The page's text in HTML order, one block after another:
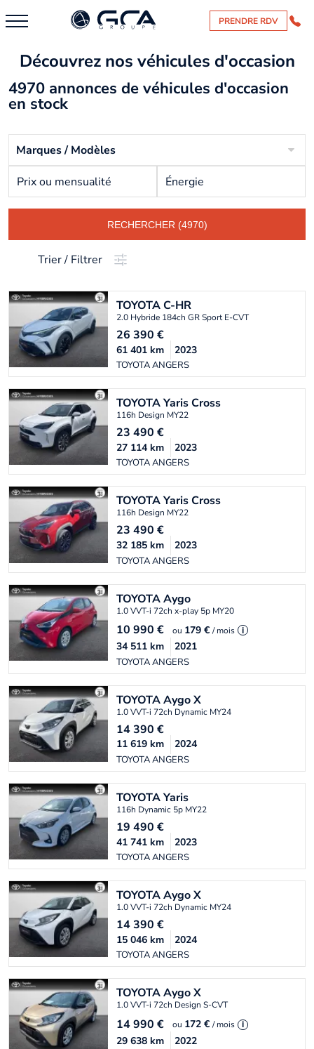
PRENDRE RDV
Découvrez nos véhicules d'occasion
4970 annonces de véhicules d'occasion
en stock
Marques / Modèles
Prix ou mensualité Énergie
RECHERCHER (4970)
Trier / Filtrer
TOYOTAC-HR
2.0 Hybride 184ch GR Sport E-CVT
26 390 €
TOYOTA ANGERS
61 401 km 2023
TOYOTAYaris Cross
116h Design MY22
23 490 €
TOYOTA ANGERS
27 114 km 2023
TOYOTAYaris Cross
116h Design MY22
23 490 €
TOYOTA ANGERS
32 185 km 2023
TOYOTAAygo
1.0 VVT-i 72ch x-play 5p MY20
10 990 € ou 179 € / mois i
TOYOTA ANGERS
34 511 km 2021
TOYOTAAygo X
1.0 VVT-i 72ch Dynamic MY24
14 390 €
TOYOTA ANGERS
11 619 km 2024
TOYOTAYaris
116h Dynamic 5p MY22
19 490 €
TOYOTA ANGERS
41 741 km 2023
TOYOTAAygo X
1.0 VVT-i 72ch Dynamic MY24
14 390 €
TOYOTA ANGERS
15 046 km 2024
TOYOTAAygo X
1.0 VVT-i 72ch Design S-CVT
14 990 € ou 172 € / mois i
29 638 km 2022